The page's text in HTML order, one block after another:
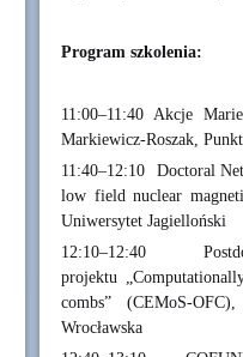
Program szkolenia:
11:00–11:40 Akcje
Markiewicz-Roszak,
11:40–12:10 Doctoral
low field nuclear
Uniwersytet Jagielloński
12:10–12:40
projektu
combs” (CEMoS-
Wrocławska